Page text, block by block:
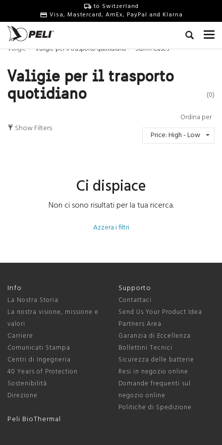
to Switzerland
Visa, Mastercard, AmEx, PayPal and Klarna
Valigie Valigie per il trasporto quotidiano Storm Cases
Valigie per il trasporto
quotidiano
(0)
Show Filters
Ordina per
Price: High - Low
Ci dispiace
Non ci sono risultati per la tua ricerca.
Azzera i filtri
Info
La Nostra Storia
La nostra visione, missione e
valori
Carriere
Comunicati Stampa
Centri di Ingegneria
40 Years of Protection
Sostenibilità
Direzione
Peli BioThermal
Supporto
Contattaci
Send Us Your Product Idea
Partners Area
Garanzia di Eccellenza
Bollettini Tecnici
Sicurezza delle batterie
Resi in negozio online
Domande frequenti sul
negozio online
Politiche di Spedizione